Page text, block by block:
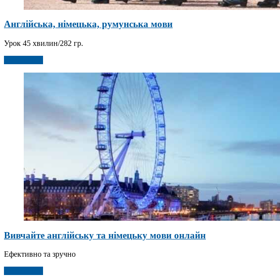
Англійська, німецька, румунська мови
Урок 45 хвилин/282 гр.
Вивчайте англійську та німецьку мови онлайн
Ефективно та зручно